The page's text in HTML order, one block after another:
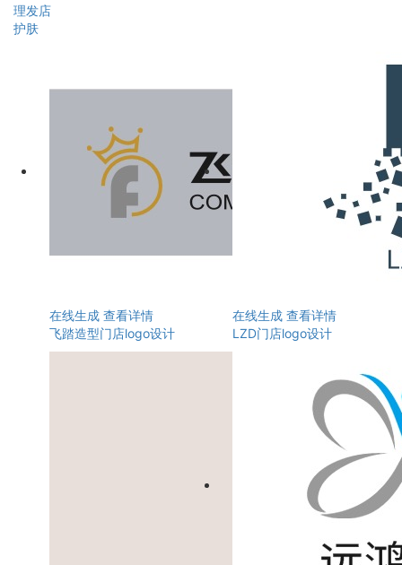
理发店
护肤
在线生成 查看详情
飞踏造型门店logo设计
在线生成 查看详情
LZD门店logo设计